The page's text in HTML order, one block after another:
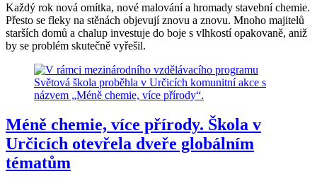
Každý rok nová omítka, nové malování a hromady stavební chemie.
Přesto se fleky na stěnách objevují znovu a znovu. Mnoho majitelů
starších domů a chalup investuje do boje s vlhkostí opakovaně, aniž
by se problém skutečně vyřešil.
Méně chemie, více přírody. Škola v
Určicích otevřela dveře globálním
tématům